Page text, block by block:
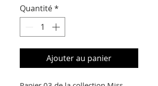
Quantité*
Ajouter au panier